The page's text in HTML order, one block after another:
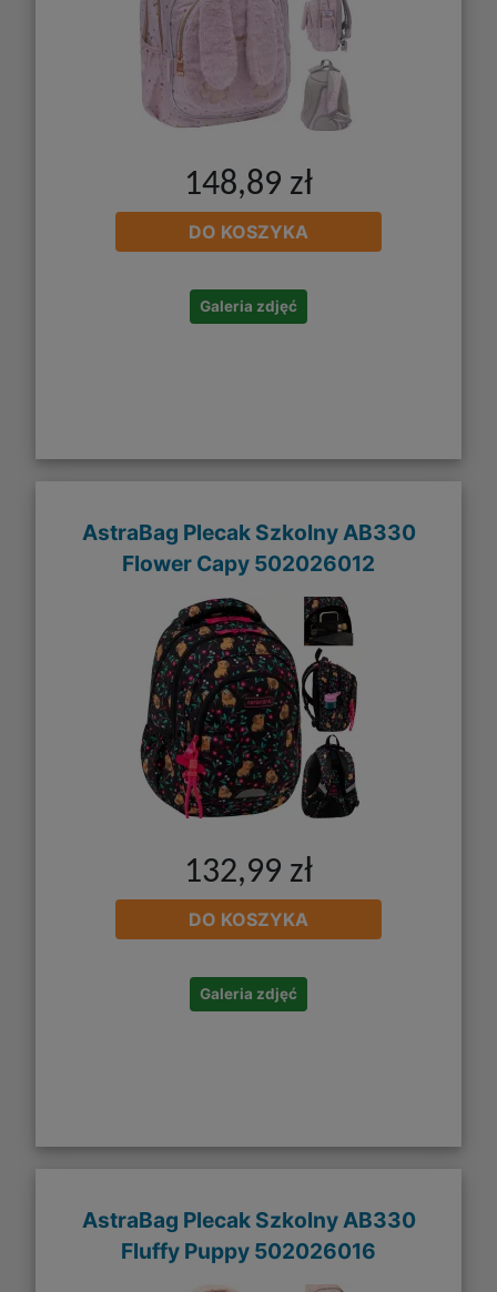
148,89 zł
DO KOSZYKA
Galeria zdjęć
AstraBag Plecak Szkolny AB330
Flower Capy 502026012
132,99 zł
DO KOSZYKA
Galeria zdjęć
AstraBag Plecak Szkolny AB330
Fluffy Puppy 502026016